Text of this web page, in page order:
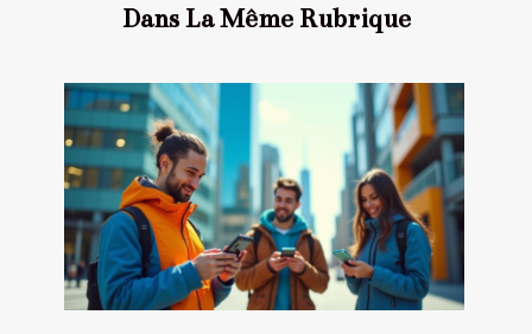
Dans La Même Rubrique